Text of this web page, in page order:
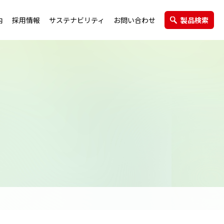
採用情報 サステナビリティ お問い合わせ 製品検索